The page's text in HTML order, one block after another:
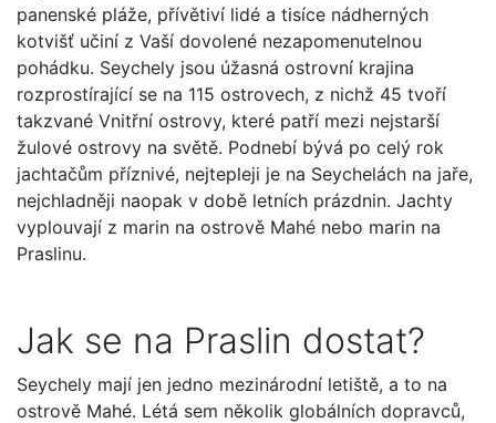
panenské pláže, přívětiví lidé a tisíce nádherných
kotvišť učiní z Vaší dovolené nezapomenutelnou
pohádku. Seychely jsou úžasná ostrovní krajina
rozprostírající se na 115 ostrovech, z nichž 45 tvoří
takzvané Vnitřní ostrovy, které patří mezi nejstarší
žulové ostrovy na světě. Podnebí bývá po celý rok
jachtačům příznivé, nejtepleji je na Seychelách na jaře,
nejchladněji naopak v době letních prázdnin. Jachty
vyplouvají z marin na ostrově Mahé nebo marin na
Praslinu.
Jak se na Praslin dostat?
Seychely mají jen jedno mezinárodní letiště, a to na
ostrově Mahé. Létá sem několik globálních dopravců,